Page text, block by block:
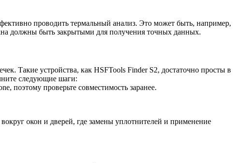
проводить термальный анализ. Это может быть, например,
должны быть закрытыми для получения точных данных.
Такие устройства, как HSFTools Finder S2, достаточно просты в
следующие шаги:
поэтому проверьте совместимость заранее.
окон и дверей, где замены уплотнителей и применение